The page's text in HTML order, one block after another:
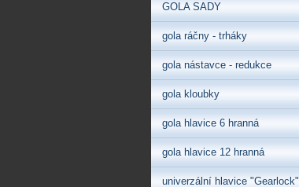
GOLA SADY
gola ráčny - trháky
gola nástavce - redukce
gola kloubky
gola hlavice 6 hranná
gola hlavice 12 hranná
univerzální hlavice "Gearlock"